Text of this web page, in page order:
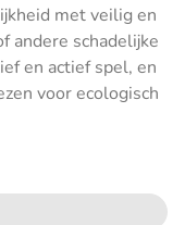
met veilig en
andere schadelijke
en actief spel, en
voor ecologisch